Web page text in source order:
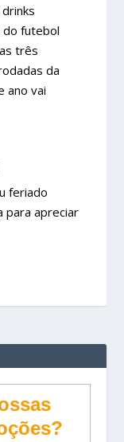
do futebol
três
da
ano vai
feriado
para apreciar